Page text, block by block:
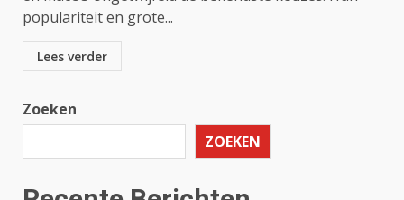
populariteit en grote...
Lees verder
Zoeken
ZOEKEN